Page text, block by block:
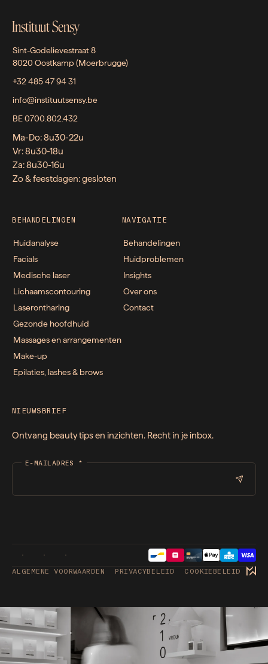
Instituut Sensy
Sint-Godelievestraat 8
8020 Oostkamp (Moerbrugge)
+32 485 47 94 31
info@instituutsensy.be
BE 0700.802.432
Ma-Do: 8u30-22u
Vr: 8u30-18u
Za: 8u30-16u
Zo & feestdagen: gesloten
BEHANDELINGEN
Huidanalyse
Facials
Medische laser
Lichaamscontouring
Laserontharing
Gezonde hoofdhuid
Massages en arrangementen
Make-up
Epilaties, lashes & brows
NAVIGATIE
Behandelingen
Huidproblemen
Insights
Over ons
Contact
NIEUWSBRIEF
Ontvang beauty tips en inzichten. Recht in je inbox.
E-MAILADRES *
ALGEMENE VOORWAARDEN PRIVACYBELEID COOKIEBELEID